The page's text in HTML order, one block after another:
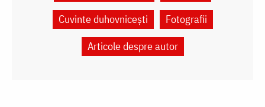
Cuvinte duhovnicești
Fotografii
Articole despre autor